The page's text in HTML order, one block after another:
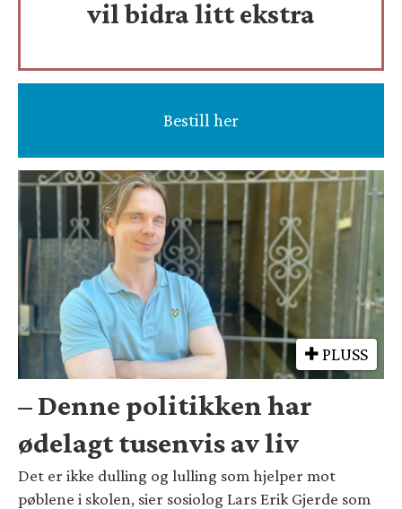
vil bidra litt ekstra
Bestill her
PLUSS
– Denne politikken har
ødelagt tusenvis av liv
Det er ikke dulling og lulling som hjelper mot
pøblene i skolen, sier sosiolog Lars Erik Gjerde som